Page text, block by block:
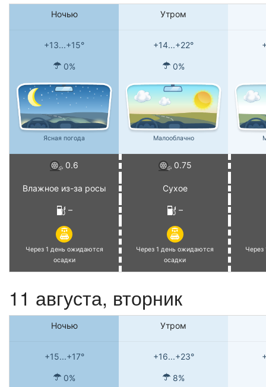
Ночью Утром
+13...+15° +14...+22°
0% 0%
Ясная погода Малооблачно
0.6 0.75
Влажное из-за росы Сухое
– –
Через 1 день ожидаются
осадки
Через 1 день ожидаются
осадки
11 августа, вторник
Ночью Утром
+15...+17° +16...+23°
0% 8%